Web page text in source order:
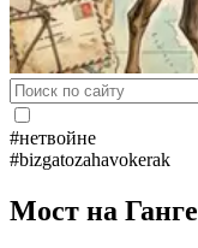
#нетвойне
#bizgatozahavokerak
Мост на Ганге